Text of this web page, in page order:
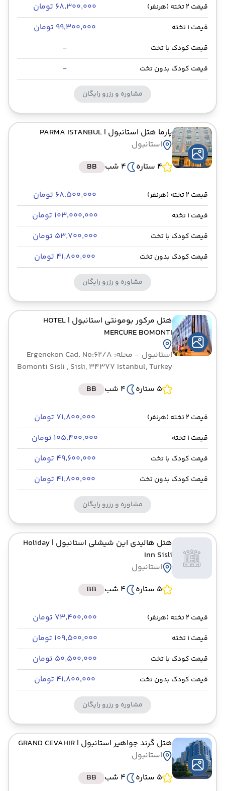
قیمت 2 تخته (هرنفر) ۶۸٬۳۰۰٬۰۰۰ تومان
قیمت 1 تخته ۹۹٬۳۰۰٬۰۰۰ تومان
قیمت کودک با تخت -
قیمت کودک بدون تخت -
مشاوره و رزرو رایگان
پارما هتل استانبول | PARMA ISTANBUL
استانبول
4 ستاره
4 شب BB
قیمت 2 تخته (هرنفر) ۶۸٬۵۰۰٬۰۰۰ تومان
قیمت 1 تخته ۱۰۳٬۰۰۰٬۰۰۰ تومان
قیمت کودک با تخت ۵۳٬۷۰۰٬۰۰۰ تومان
قیمت کودک بدون تخت ۴۱٬۸۰۰٬۰۰۰ تومان
مشاوره و رزرو رایگان
هتل مرکور بومونتی استانبول | HOTEL
MERCURE BOMONTI
استانبول
- محله: Ergenekon Cad. No:62/A
Bomonti Sisli , Sisli, 34377 Istanbul, Turkey
5 ستاره
4 شب BB
قیمت 2 تخته (هرنفر) ۷۱٬۸۰۰٬۰۰۰ تومان
قیمت 1 تخته ۱۰۵٬۴۰۰٬۰۰۰ تومان
قیمت کودک با تخت ۴۹٬۶۰۰٬۰۰۰ تومان
قیمت کودک بدون تخت ۴۱٬۸۰۰٬۰۰۰ تومان
مشاوره و رزرو رایگان
هتل هالیدی این شیشلی استانبول | Holiday
Inn Sisli
استانبول
5 ستاره
4 شب BB
قیمت 2 تخته (هرنفر) ۷۳٬۴۰۰٬۰۰۰ تومان
قیمت 1 تخته ۱۰۹٬۵۰۰٬۰۰۰ تومان
قیمت کودک با تخت ۵۰٬۵۰۰٬۰۰۰ تومان
قیمت کودک بدون تخت ۴۱٬۸۰۰٬۰۰۰ تومان
مشاوره و رزرو رایگان
هتل گرند جواهیر استانبول | GRAND CEVAHIR
استانبول
5 ستاره
4 شب BB